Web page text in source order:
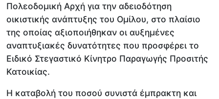
Πολεοδομική Αρχή για την αδειοδότηση
οικιστικής ανάπτυξης του Ομίλου, στο πλαίσιο
της οποίας αξιοποιήθηκαν οι αυξημένες
αναπτυξιακές δυνατότητες που προσφέρει το
Ειδικό Στεγαστικό Κίνητρο Παραγωγής Προσιτής
Κατοικίας.
Η καταβολή του ποσού συνιστά έμπρακτη και